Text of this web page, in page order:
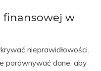
finansowej w
nieprawidłowości.
porównywać dane, aby